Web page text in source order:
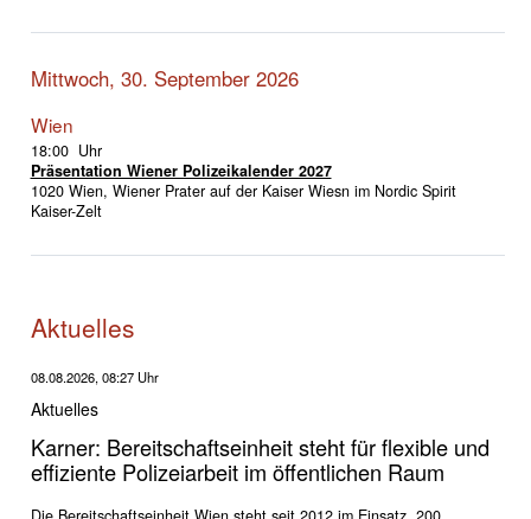
Mittwoch, 30. September 2026
Wien
18:00 Uhr
Präsentation Wiener Polizeikalender 2027
1020 Wien, Wiener Prater auf der Kaiser Wiesn im Nordic Spirit
Kaiser-Zelt
Aktuelles
08.08.2026, 08:27 Uhr
Aktuelles
Karner: Bereitschaftseinheit steht für flexible und
effiziente Polizeiarbeit im öffentlichen Raum